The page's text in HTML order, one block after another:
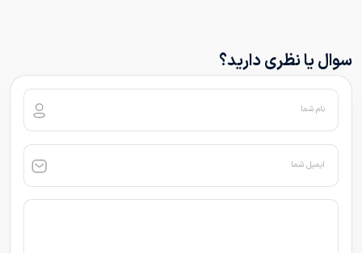
سوال یا نظری دارید؟
نام شما
ایمیل شما